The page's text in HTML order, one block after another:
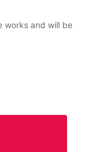
works and will be